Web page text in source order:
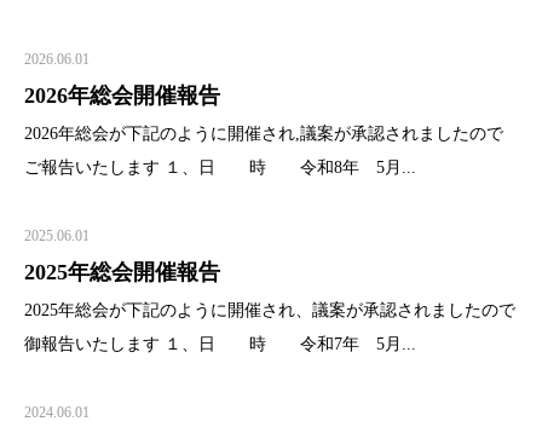
2026.06.01
2026年総会開催報告
2026年総会が下記のように開催され,議案が承認されましたので
ご報告いたします １、日 時 令和8年 5月...
2025.06.01
2025年総会開催報告
2025年総会が下記のように開催され、議案が承認されましたので
御報告いたします １、日 時 令和7年 5月...
2024.06.01